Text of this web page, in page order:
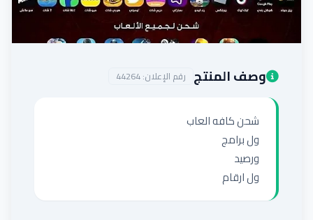
وصف المنتج رقم الإعلان:44264
ول ارقام